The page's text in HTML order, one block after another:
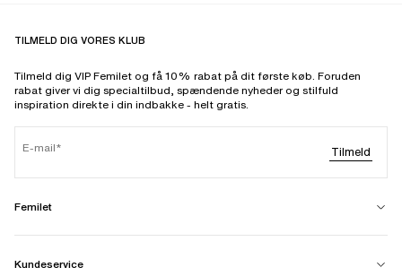
TILMELD DIG VORES KLUB
Tilmeld dig VIP Femilet og få 10% rabat på dit første køb. Foruden
rabat giver vi dig specialtilbud, spændende nyheder og stilfuld
inspiration direkte i din indbakke - helt gratis.
E-mail Tilmeld
Femilet
Kundeservice